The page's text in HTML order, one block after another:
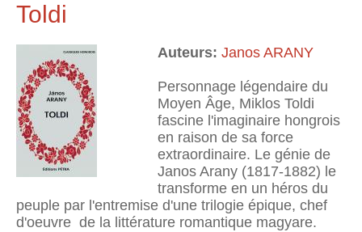
Toldi
Auteurs: Janos ARANY
Personnage légendaire du
Moyen Âge, Miklos Toldi
fascine l'imaginaire hongrois
en raison de sa force
extraordinaire. Le génie de
Janos Arany (1817-1882) le
transforme en un héros du
peuple par l'entremise d'une trilogie épique, chef
d'oeuvre de la littérature romantique magyare.